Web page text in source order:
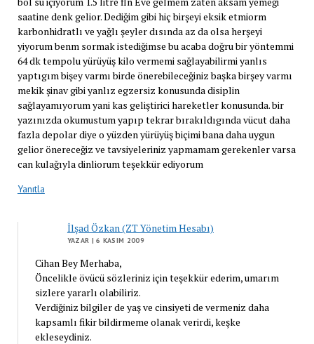
saatine denk gelior. Dediğim gibi hiç birşeyi eksik etmiorm
karbonhidratlı ve yağlı şeyler dısında az da olsa herşeyi
yiyorum benm sormak istediğimse bu acaba doğru bir yöntemmi
64 dk tempolu yürüyüş kilo vermemi sağlayabilirmi yanlıs
yaptıgım bişey varmı birde önerebileceğiniz başka birşey varmı
mekik şinav gibi yanlız egzersiz konusunda disiplin
sağlayamıyorum yani kas geliştirici hareketler konusunda. bir
yazınızda okumustum yapıp tekrar bırakıldıgında vücut daha
fazla depolar diye o yüzden yürüyüş biçimi bana daha uygun
gelior önereceğiz ve tavsiyeleriniz yapmamam gerekenler varsa
can kulağıyla dinliorum teşekkür ediyorum
Yanıtla
İlşad Özkan (ZT Yönetim Hesabı)
YAZAR | 6 KASIM 2009
Cihan Bey Merhaba,
Öncelikle övücü sözleriniz için teşekkür ederim, umarım
sizlere yararlı olabiliriz.
Verdiğiniz bilgiler de yaş ve cinsiyeti de vermeniz daha
kapsamlı fikir bildirmeme olanak verirdi, keşke
ekleseydiniz.